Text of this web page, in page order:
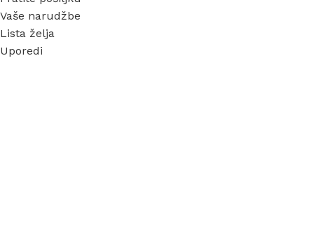
Vaše narudžbe
Lista želja
Uporedi